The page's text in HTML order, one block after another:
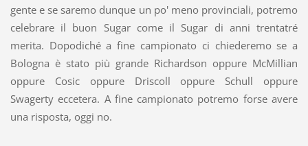
gente e se saremo dunque un po' meno provinciali, potremo
celebrare il buon Sugar come il Sugar di anni trentatré
merita. Dopodiché a fine campionato ci chiederemo se a
Bologna è stato più grande Richardson oppure McMillian
oppure Cosic oppure Driscoll oppure Schull oppure
Swagerty eccetera. A fine campionato potremo forse avere
una risposta, oggi no.